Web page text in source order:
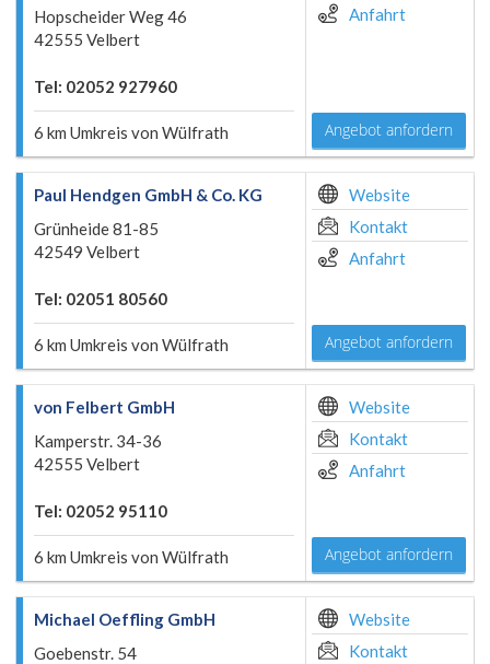
Hopscheider Weg 46
42555 Velbert
Tel: 02052 927960
6 km Umkreis von Wülfrath
Anfahrt
Angebot anfordern
Paul Hendgen GmbH & Co. KG
Grünheide 81-85
42549 Velbert
Tel: 02051 80560
6 km Umkreis von Wülfrath
Website
Kontakt
Anfahrt
Angebot anfordern
von Felbert GmbH
Kamperstr. 34-36
42555 Velbert
Tel: 02052 95110
6 km Umkreis von Wülfrath
Website
Kontakt
Anfahrt
Angebot anfordern
Michael Oeffling GmbH
Goebenstr. 54
Website
Kontakt